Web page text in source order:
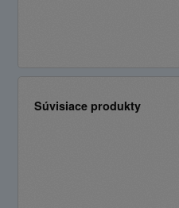
Súvisiace produkty